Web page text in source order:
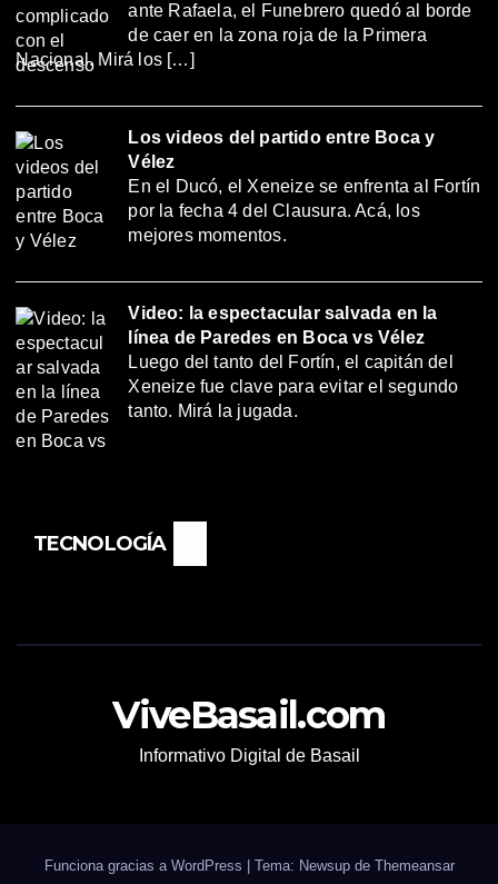
ante Rafaela, el Funebrero quedó al borde
de caer en la zona roja de la Primera
Nacional. Mirá los […]
Los videos del partido entre Boca y
Vélez
En el Ducó, el Xeneize se enfrenta al Fortín
por la fecha 4 del Clausura. Acá, los
mejores momentos.
Video: la espectacular salvada en la
línea de Paredes en Boca vs Vélez
Luego del tanto del Fortín, el capitán del
Xeneize fue clave para evitar el segundo
tanto. Mirá la jugada.
TECNOLOGÍA
ViveBasail.com
Informativo Digital de Basail
Funciona gracias a WordPress Tema: Newsup de Themeansar